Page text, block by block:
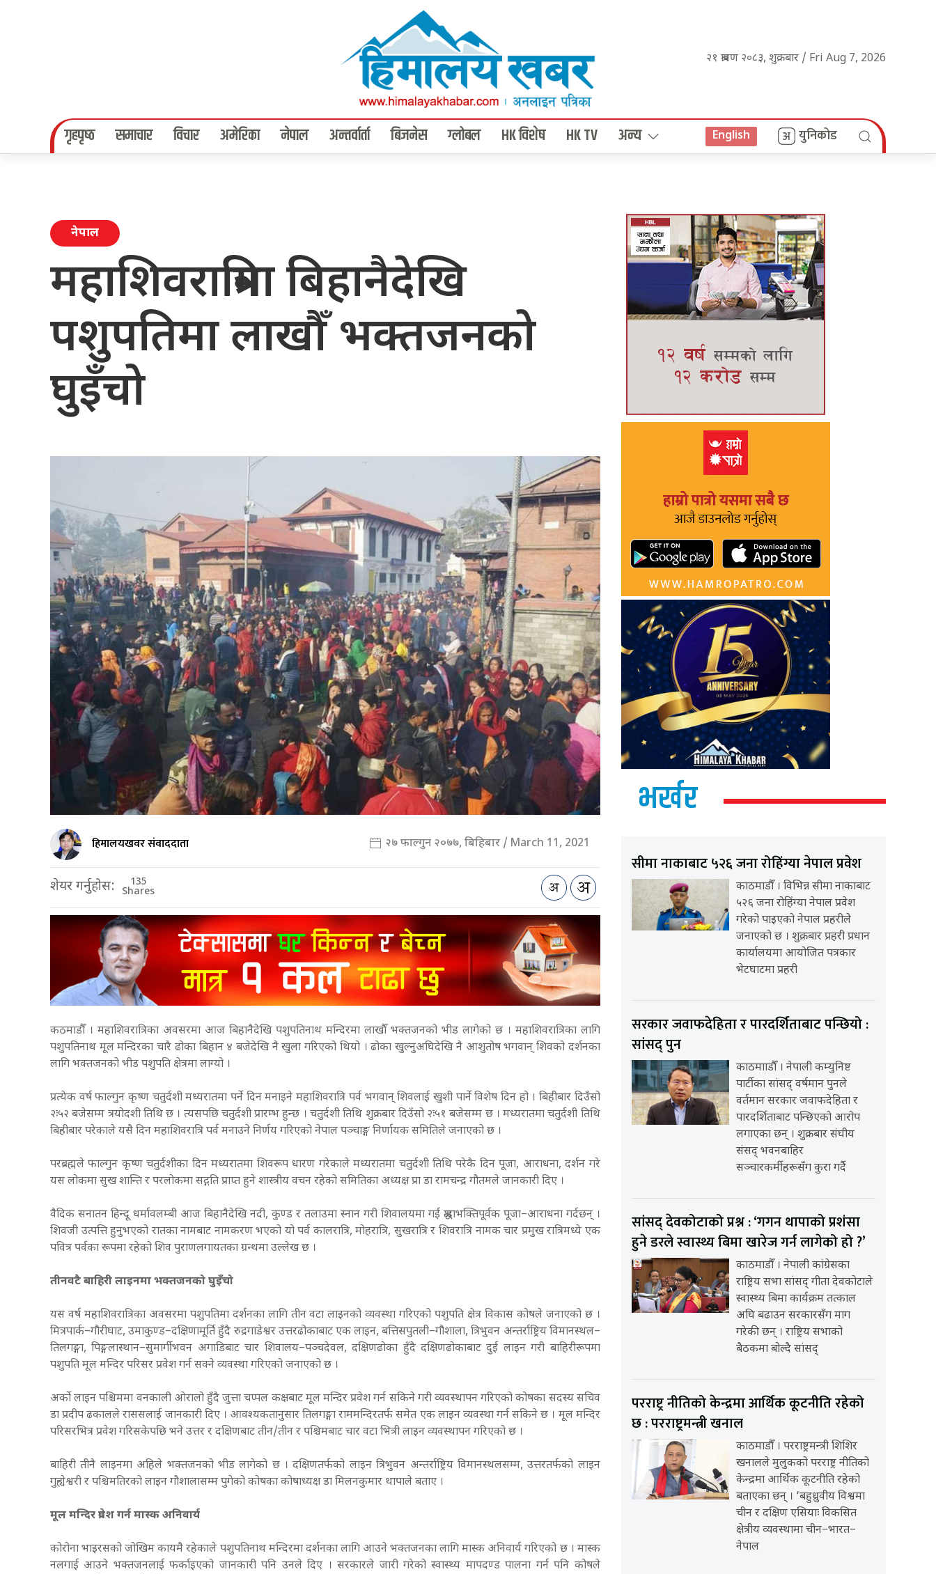
२१ श्रावण २०८३, शुक्रबार / Fri Aug 7, 2026
गृहपृष्‍ठ समाचार विचार अमेरिका नेपाल अन्तर्वार्ता बिजनेस ग्लोबल HK विशेष HK TV अन्य English युनिकोड
नेपाल
महाशिवरात्रिमा बिहानैदेखि
पशुपतिमा लाखौँ भक्तजनको
घुइँचो
हिमालयखवर संवाददाता २७ फाल्गुन २०७७, बिहिबार / March 11, 2021
शेयर गर्नुहोस: 135
Shares
कठमाडौँ । महाशिवरात्रिका अवसरमा आज बिहानैदेखि पशुपतिनाथ मन्दिरमा लाखौँ भक्तजनको भीड लागेको छ । महाशिवरात्रिका लागि
पशुपतिनाथ मूल मन्दिरका चारै ढोका बिहान ४ बजेदेखि नै खुला गरिएको थियो । ढोका खुल्नुअघिदेखि नै आशुतोष भगवान् शिवको दर्शनका
लागि भक्तजनको भीड पशुपति क्षेत्रमा लाग्यो ।
प्रत्येक वर्ष फाल्गुन कृष्ण चतुर्दशी मध्यरातमा पर्ने दिन मनाइने महाशिवरात्रि पर्व भगवान् शिवलाई खुशी पार्ने विशेष दिन हो । बिहीबार दिउँसो
२ः५२ बजेसम्म त्रयोदशी तिथि छ । त्यसपछि चतुर्दशी प्रारम्भ हुन्छ । चतुर्दशी तिथि शुक्रबार दिउँसो २ः५१ बजेसम्म छ । मध्यरातमा चतुर्दशी तिथि
बिहीबार परेकाले यसै दिन महाशिवरात्रि पर्व मनाउने निर्णय गरिएको नेपाल पञ्चाङ्ग निर्णायक समितिले जनाएको छ ।
परब्रह्मले फाल्गुन कृष्ण चतुर्दशीका दिन मध्यरातमा शिवरूप धारण गरेकाले मध्यरातमा चतुर्दशी तिथि परेकै दिन पूजा, आराधना, दर्शन गरे
यस लोकमा सुख शान्ति र परलोकमा सद्गति प्राप्त हुने शास्त्रीय वचन रहेको समितिका अध्यक्ष प्रा डा रामचन्द्र गौतमले जानकारी दिए ।
वैदिक सनातन हिन्दू धर्मावलम्बी आज बिहानैदेखि नदी, कुण्ड र तलाउमा स्नान गरी शिवालयमा गई श्रद्धाभक्तिपूर्वक पूजा–आराधना गर्दछन् ।
शिवजी उत्पत्ति हुनुभएको रातका नामबाट नामकरण भएको यो पर्व कालरात्रि, मोहरात्रि, सुखरात्रि र शिवरात्रि नामक चार प्रमुख रात्रिमध्ये एक
पवित्र पर्वका रूपमा रहेको शिव पुराणलगायतका ग्रन्थमा उल्लेख छ ।
तीनवटै बाहिरी लाइनमा भक्तजनको घुइँचो
यस वर्ष महाशिवरात्रिका अवसरमा पशुपतिमा दर्शनका लागि तीन वटा लाइनको व्यवस्था गरिएको पशुपति क्षेत्र विकास कोषले जनाएको छ ।
मित्रपार्क–गौरीघाट, उमाकुण्ड–दक्षिणामूर्ति हुँदै रुद्रगाडेश्वर उत्तरढोकाबाट एक लाइन, बत्तिसपुतली–गौशाला, त्रिभुवन अन्तर्राष्ट्रिय विमानस्थल–
तिलगङ्गा, पिङ्गलास्थान–सुमार्गीभवन अगाडिबाट चार शिवालय–पञ्चदेवल, दक्षिणढोका हुँदै दक्षिणढोकाबाट दुई लाइन गरी बाहिरीरूपमा
पशुपति मूल मन्दिर परिसर प्रवेश गर्न सक्ने व्यवस्था गरिएको जनाएको छ ।
अर्को लाइन पश्चिममा वनकाली ओरालो हुँदै जुत्ता चप्पल कक्षबाट मूल मन्दिर प्रवेश गर्न सकिने गरी व्यवस्थापन गरिएको कोषका सदस्य सचिव
डा प्रदीप ढकालले राससलाई जानकारी दिए । आवश्यकतानुसार तिलगङ्गा राममन्दिरतर्फ समेत एक लाइन व्यवस्था गर्न सकिने छ । मूल मन्दिर
परिसरभित्र प्रवेश गरिसकेपछि भने उत्तर र दक्षिणबाट तीन/तीन र पश्चिमबाट चार वटा भित्री लाइन व्यवस्थापन गरिएको छ ।
बाहिरी तीनै लाइनमा अहिले भक्तजनको भीड लागेको छ । दक्षिणतर्फको लाइन त्रिभुवन अन्तर्राष्ट्रिय विमानस्थलसम्म, उत्तरतर्फको लाइन
गुह्येश्वरी र पश्चिमतिरको लाइन गौशालासम्म पुगेको कोषका कोषाध्यक्ष डा मिलनकुमार थापाले बताए ।
मूल मन्दिर प्रवेश गर्न मास्क अनिवार्य
कोरोना भाइरसको जोखिम कायमै रहेकाले पशुपतिनाथ मन्दिरमा दर्शनका लागि आउने भक्तजनका लागि मास्क अनिवार्य गरिएको छ । मास्क
नलगाई आउने भक्तजनलाई फर्काइएको जानकारी पनि उनले दिए । सरकारले जारी गरेको स्वास्थ्य मापदण्ड पालना गर्न पनि कोषले
भर्खर
सीमा नाकाबाट ५२६ जना रोहिंग्या नेपाल प्रवेश
काठमाडौँ । विभिन्न सीमा नाकाबाट
५२६ जना रोहिंग्या नेपाल प्रवेश
गरेको पाइएको नेपाल प्रहरीले
जनाएको छ । शुक्रबार प्रहरी प्रधान
कार्यालयमा आयोजित पत्रकार
भेटघाटमा प्रहरी
सरकार जवाफदेहिता र पारदर्शिताबाट पन्छियो :
सांसद् पुन
काठमााडौँ । नेपाली कम्युनिष्ट
पार्टीका सांसद् वर्षमान पुनले
वर्तमान सरकार जवाफदेहिता र
पारदर्शिताबाट पन्छिएको आरोप
लगाएका छन् । शुक्रबार संघीय
संसद् भवनबाहिर
सञ्चारकर्मीहरूसँग कुरा गर्दै
सांसद् देवकोटाको प्रश्न : ‘गगन थापाको प्रशंसा
हुने डरले स्वास्थ्य बिमा खारेज गर्न लागेको हो ?’
काठमाडौँ । नेपाली कांग्रेसका
राष्ट्रिय सभा सांसद् गीता देवकोटाले
स्वास्थ्य बिमा कार्यक्रम तत्काल
अघि बढाउन सरकारसँग माग
गरेकी छन् । राष्ट्रिय सभाको
बैठकमा बोल्दै सांसद्
परराष्ट्र नीतिको केन्द्रमा आर्थिक कूटनीति रहेको
छ : परराष्ट्रमन्त्री खनाल
काठमाडौँ । परराष्ट्रमन्त्री शिशिर
खनालले मुलुकको परराष्ट्र नीतिको
केन्द्रमा आर्थिक कूटनीति रहेको
बताएका छन् । ‘बहुध्रुवीय विश्वमा
चीन र दक्षिण एसियाः विकसित
क्षेत्रीय व्यवस्थामा चीन–भारत–
नेपाल